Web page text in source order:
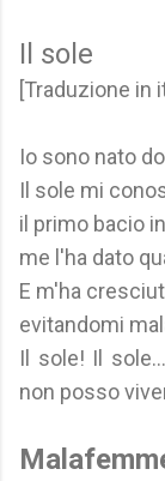
Il sole
[Traduzione in
Io sono nato
Il sole mi
il primo bacio
me l'ha dato
E m'ha
evitandomi
Il sole! Il
non posso